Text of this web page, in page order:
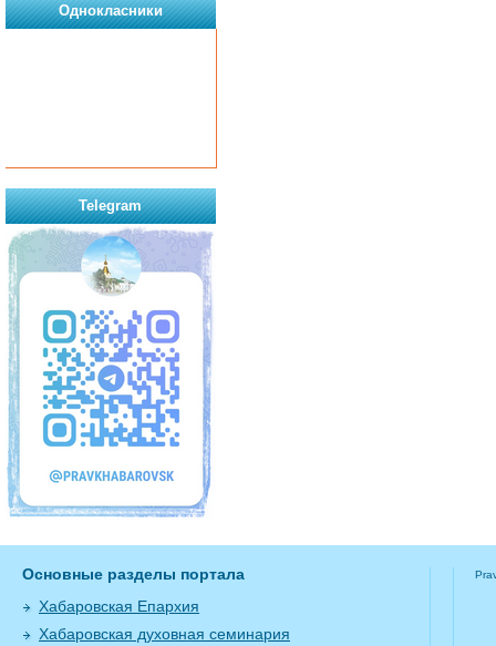
Однокласники
Telegram
Основные разделы портала
Хабаровская Епархия
Хабаровская духовная семинария